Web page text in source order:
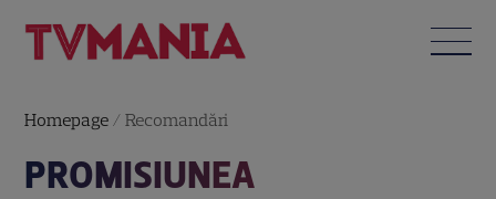
Homepage /Recomandări
PROMISIUNEA